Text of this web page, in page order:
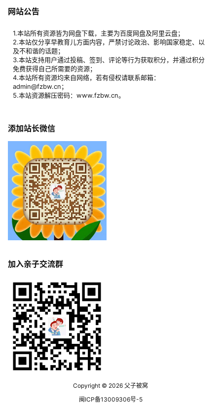
│ ├─第2课：公平和都一样的辨别
（分类卡）│ ├─第3课：策略①
网站公告
1.本站所有资源皆为网盘下载，主要为百度网盘及阿里云盘；
2.本站仅分享早教育儿方面内容，严禁讨论政治、影响国家稳定、以
及不和谐的话题；
3.本站支持用户通过投稿、签到、评论等行为获取积分，并通过积分
免费获得自己所需要的资源；
4.本站所有资源均来自网络，若有侵权请联系邮箱：
admin@fzbw.cn；
5.本站资源解压密码：www.fzbw.cn。
添加站长微信
加入亲子交流群
Copyright © 2026 父子被窝
闽ICP备13009306号-5